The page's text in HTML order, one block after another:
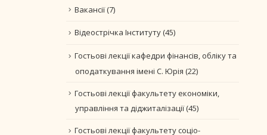
Вакансії(7)
Відеострічка Інституту(45)
Гостьові лекції кафедри фінансів, обліку та
оподаткування імені С. Юрія (22)
Гостьові лекції факультету економіки,
управління та діджиталізації(45)
Гостьові лекції факультету соціо-